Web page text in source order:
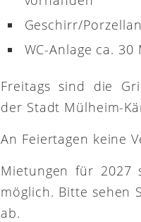
Geschirr/Porzellan
WC-Anlage ca.
Freitags sind die
der Stadt Mülheim-
An Feiertagen keine
Mietungen für 2027
möglich. Bitte sehen
ab.